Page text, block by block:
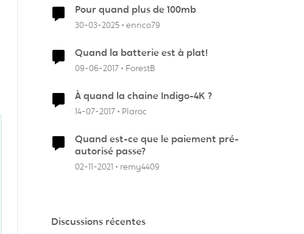
Pour quand plus de 100mb
30-03-2025 enrico79
Quand la batterie est à plat!
09-06-2017 ForestB
À quand la chaine Indigo-4K ?
14-07-2017 Plaroc
Quand est-ce que le paiement pré-
autorisé passe?
02-11-2021 remy4409
Discussions récentes